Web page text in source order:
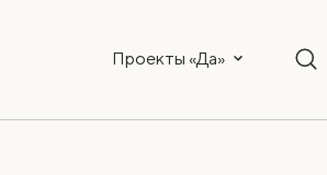
Проекты «Да»